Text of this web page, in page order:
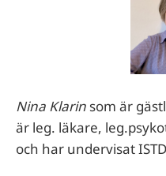
Nina Klarin som är
är leg. läkare,
och har undervisat